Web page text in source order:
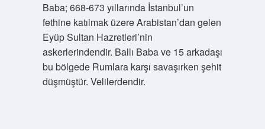
Baba; 668-673 yıllarında İstanbul’un
fethine katılmak üzere Arabistan’dan gelen
Eyüp Sultan Hazretleri’nin
askerlerindendir. Ballı Baba ve 15 arkadaşı
bu bölgede Rumlara karşı savaşırken şehit
düşmüştür. Velilerdendir.